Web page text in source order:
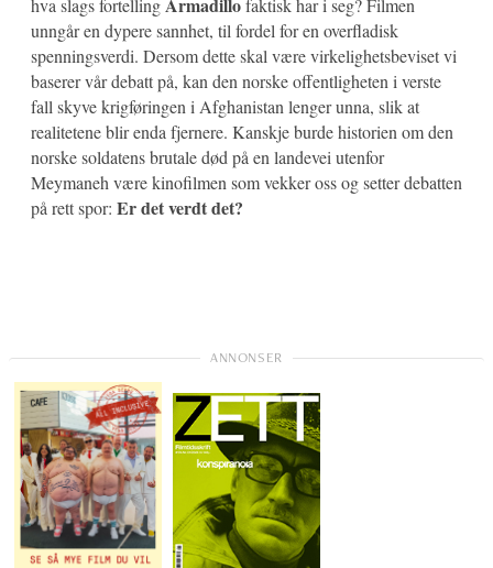
hva slags fortellingArmadillofaktisk har i seg? Filmen
unngår en dypere sannhet, til fordel for en overfladisk
spenningsverdi. Dersom dette skal være virkelighetsbeviset vi
baserer vår debatt på, kan den norske offentligheten i verste
fall skyve krigføringen i Afghanistan lenger unna, slik at
realitetene blir enda fjernere. Kanskje burde historien om den
norske soldatens brutale død på en landevei utenfor
Meymaneh være kinofilmen som vekker oss og setter debatten
på rett spor: Er det verdt det?